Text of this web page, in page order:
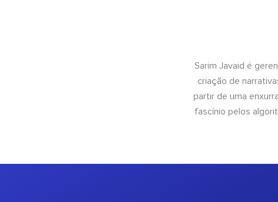
Sarim Javaid é
criação de
partir de uma
fascínio pelos